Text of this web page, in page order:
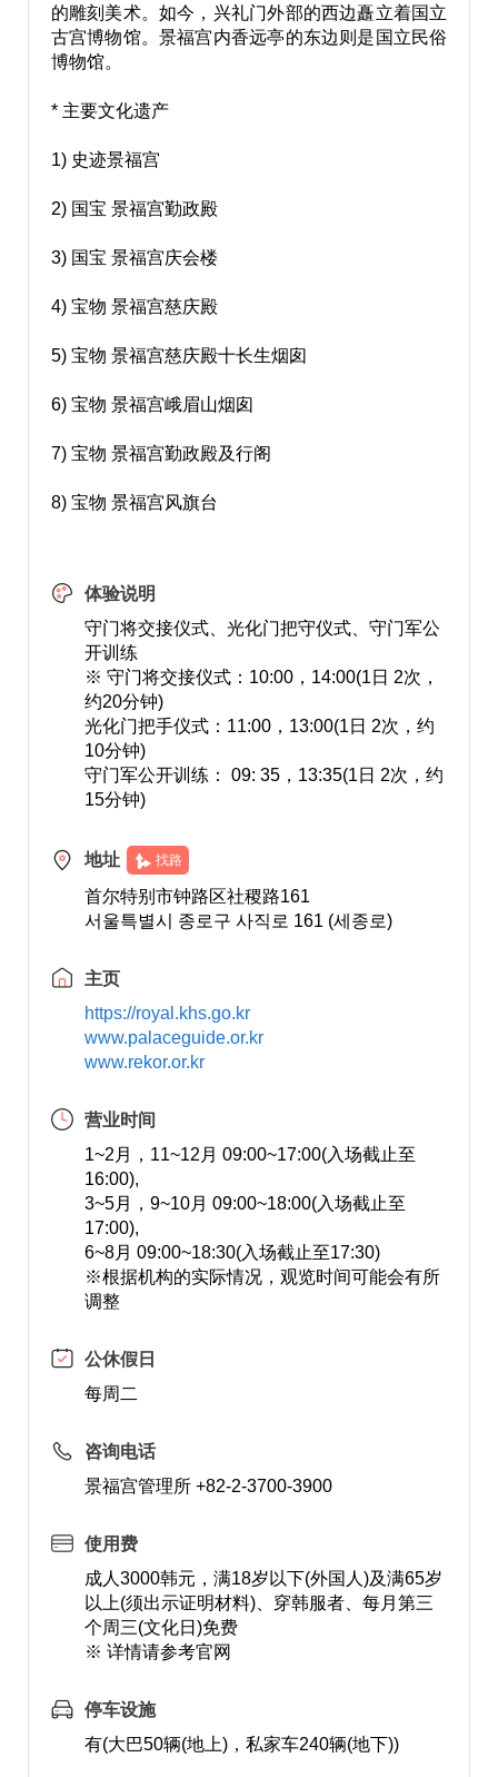
的雕刻美术。如今，兴礼门外部的西边矗立着国立
古宫博物馆。景福宫内香远亭的东边则是国立民俗
博物馆。
* 主要文化遗产
1) 史迹景福宫
2) 国宝 景福宫勤政殿
3) 国宝 景福宫庆会楼
4) 宝物 景福宫慈庆殿
5) 宝物 景福宫慈庆殿十长生烟囱
6) 宝物 景福宫峨眉山烟囱
7) 宝物 景福宫勤政殿及行阁
8) 宝物 景福宫风旗台
体验说明
守门将交接仪式、光化门把守仪式、守门军公
开训练
※ 守门将交接仪式：10:00，14:00(1日 2次，
约20分钟)
光化门把手仪式：11:00，13:00(1日 2次，约
10分钟)
守门军公开训练： 09: 35，13:35(1日 2次，约
15分钟)
地址 找路
首尔特别市钟路区社稷路161
서울특별시 종로구 사직로 161 (세종로)
主页
https://royal.khs.go.kr
www.palaceguide.or.kr
www.rekor.or.kr
营业时间
1~2月，11~12月 09:00~17:00(入场截止至
16:00),
3~5月，9~10月 09:00~18:00(入场截止至
17:00),
6~8月 09:00~18:30(入场截止至17:30)
※根据机构的实际情况，观览时间可能会有所
调整
公休假日
每周二
咨询电话
景福宫管理所 +82-2-3700-3900
使用费
成人3000韩元，满18岁以下(外国人)及满65岁
以上(须出示证明材料)、穿韩服者、每月第三
个周三(文化日)免费
※ 详情请参考官网
停车设施
有(大巴50辆(地上)，私家车240辆(地下))